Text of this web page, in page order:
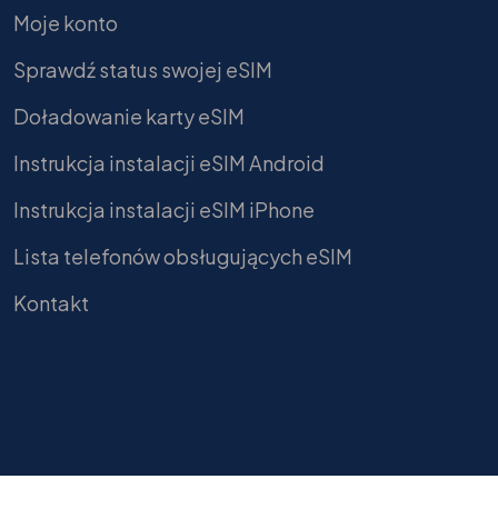
Moje konto
Sprawdź status swojej eSIM
Doładowanie karty eSIM
Instrukcja instalacji eSIM Android
Instrukcja instalacji eSIM iPhone
Lista telefonów obsługujących eSIM
Kontakt